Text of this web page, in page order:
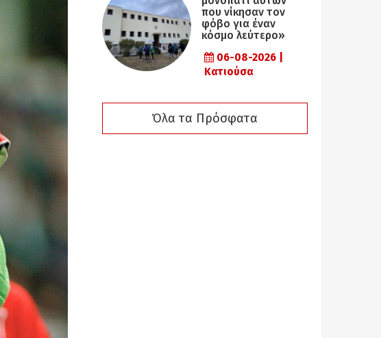
που νίκησαν τον
φόβο για έναν
κόσμο λεύτερο»
06-08-2026 |
Κατιούσα
Όλα τα Πρόσφατα